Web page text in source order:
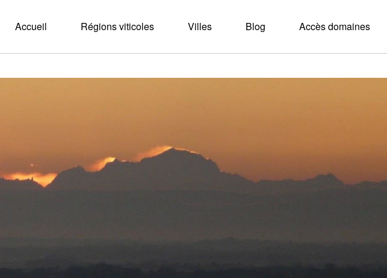
Accueil Régions viticoles Villes Blog Accès domaines